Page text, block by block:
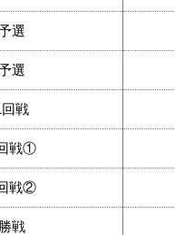
選
選
戦
戦①
戦②
戦